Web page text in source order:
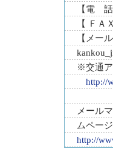
【電 話
【 ＦＡ
【メー
※交通ア
http://
メール
ムペー
http://